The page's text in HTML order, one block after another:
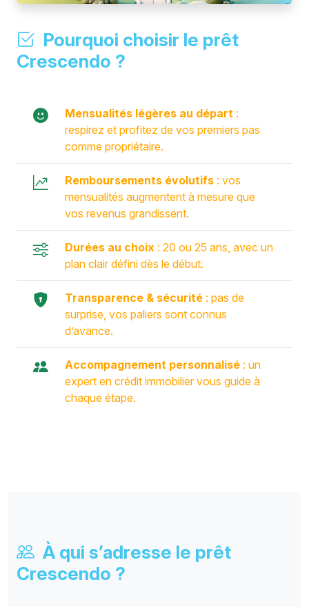
Pourquoi choisir le prêt
Crescendo ?
Mensualités légères au départ :
respirez et profitez de vos premiers pas
comme propriétaire.
Remboursements évolutifs : vos
mensualités augmentent à mesure que
vos revenus grandissent.
Durées au choix : 20 ou 25 ans, avec un
plan clair défini dès le début.
Transparence & sécurité : pas de
surprise, vos paliers sont connus
d’avance.
Accompagnement personnalisé : un
expert en crédit immobilier vous guide à
chaque étape.
À qui s’adresse le prêt
Crescendo ?